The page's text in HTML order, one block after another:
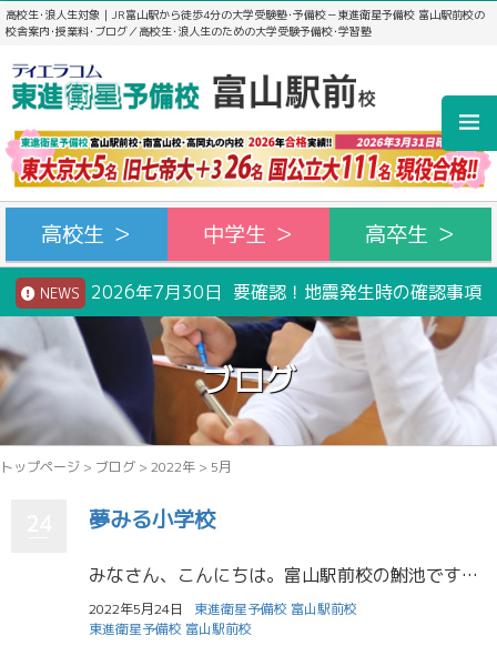
高校生･浪人生対象｜JR富山駅から徒歩4分の大学受験塾･予備校－東進衛星予備校 富山駅前校の
校舎案内･授業料･ブログ／高校生･浪人生のための大学受験予備校･学習塾
高校生 ＞ 中学生 ＞ 高卒生 ＞
NEWS 2026年7月30日 要確認！地震発生時の確認事項
ブログ
トップページ > ブログ > 2022年 > 5月
夢みる小学校
みなさん、こんにちは。富山駅前校の鮒池です。今回もおすすめの映画を紹介します。 『夢みる小学校』（2021年日本） 学校法人「きのくに子どもの村学園」に密着したドキュメンタリーです。子どもの主体性と子どもが実際に体験す […]
2022年5月24日
東進衛星予備校 富山駅前校
東進衛星予備校 富山駅前校